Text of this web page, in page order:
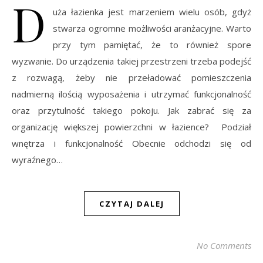
D
uża łazienka jest marzeniem wielu osób, gdyż
stwarza ogromne możliwości aranżacyjne. Warto
przy tym pamiętać, że to również spore
wyzwanie. Do urządzenia takiej przestrzeni trzeba podejść
z rozwagą, żeby nie przeładować pomieszczenia
nadmierną ilością wyposażenia i utrzymać funkcjonalność
oraz przytulność takiego pokoju. Jak zabrać się za
organizację większej powierzchni w łazience? Podział
wnętrza i funkcjonalność Obecnie odchodzi się od
wyraźnego…
CZYTAJ DALEJ
No Comments